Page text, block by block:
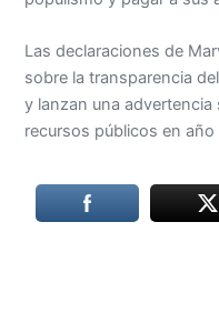
Las declaraciones de
sobre la transparencia
y lanzan una
recursos públicos en año